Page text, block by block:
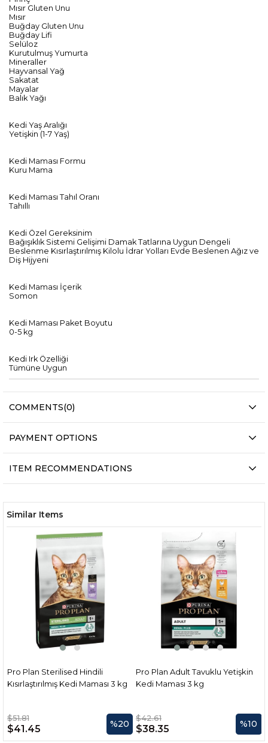
Mısır Gluten Unu
Mısır
Buğday Gluten Unu
Buğday Lifi
Selüloz
Kurutulmuş Yumurta
Mineraller
Hayvansal Yağ
Sakatat
Mayalar
Balık Yağı
Kedi Yaş Aralığı
Yetişkin (1-7 Yaş)
Kedi Maması Formu
Kuru Mama
Kedi Maması Tahıl Oranı
Tahıllı
Kedi Özel Gereksinim
Bağışıklık Sistemi Gelişimi Damak Tatlarına Uygun Dengeli
Beslenme Kısırlaştırılmış Kilolu İdrar Yolları Evde Beslenen Ağız ve
Diş Hijyeni
Kedi Maması İçerik
Somon
Kedi Maması Paket Boyutu
0-5 kg
Kedi Irk Özelliği
Tümüne Uygun
COMMENTS(0)
PAYMENT OPTIONS
ITEM RECOMMENDATIONS
Similar Items
Pro Plan Sterilised Hindili
Kısırlaştırılmış Kedi Maması 3 kg
$51.81
$41.45 %20
Pro Plan Adult Tavuklu Yetişkin
Kedi Maması 3 kg
$42.61
$38.35 %10